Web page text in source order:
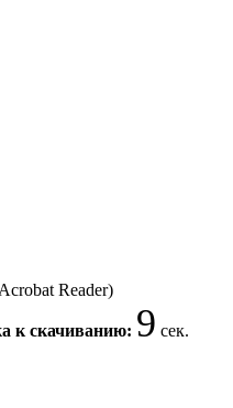
Reader)
к скачиванию: 9 сек.